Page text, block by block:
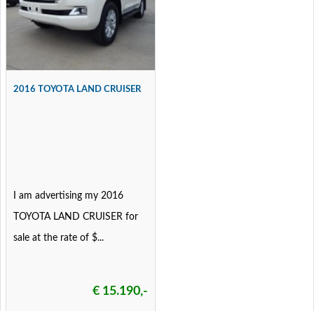
2016 TOYOTA LAND CRUISER
I am advertising my 2016
TOYOTA LAND CRUISER for
sale at the rate of $...
€ 15.190,-